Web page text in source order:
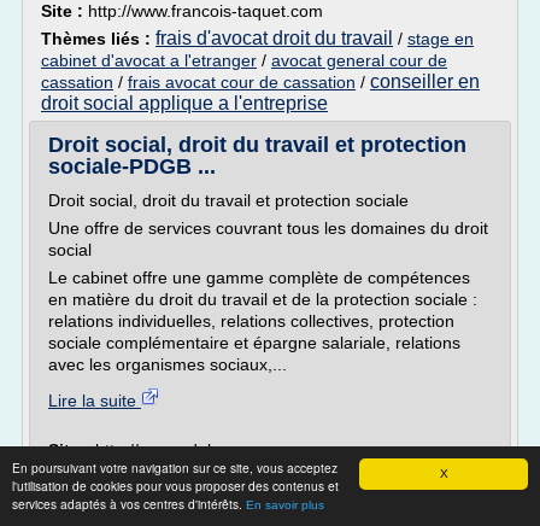
X
En poursuivant votre navigation sur ce site, vous acceptez
l'utilisation de cookies pour vous proposer des contenus et
services adaptés à vos centres d'intérêts. En savoir plus
Site : http://www.francois-taquet.com
Thèmes liés : frais d'avocat droit du travail / stage en
cabinet d'avocat a l'etranger / avocat general cour de
cassation / frais avocat cour de cassation / conseiller en
droit social applique a l'entreprise
Droit social, droit du travail et protection
sociale-PDGB ...
Droit social, droit du travail et protection sociale
Une offre de services couvrant tous les domaines du droit
social
Le cabinet offre une gamme complète de compétences
en matière du droit du travail et de la protection sociale :
relations individuelles, relations collectives, protection
sociale complémentaire et épargne salariale, relations
avec les organismes sociaux,...
Lire la suite
Site :http://www.pdgb.com
Thèmes liés :offre d'emploi avocat droit social
droit
social contrat de travail/droit social du travail